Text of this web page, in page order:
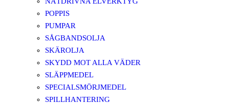
POPPIS
PUMPAR
SÅGBANDSOLJA
SKÄROLJA
SKYDD MOT ALLA VÄDER
SLÄPPMEDEL
SPECIALSMÖRJMEDEL
SPILLHANTERING